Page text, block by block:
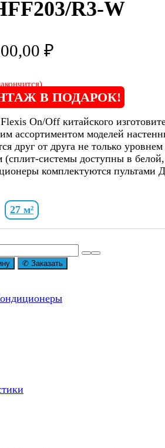
R3-W
₽
В ПОДАРОК!
On/Off китайского
ассортиментом моделей
друг от друга не только
(сплит-системы доступны в
комплектуются пультами
27 м²
✆ Заказать